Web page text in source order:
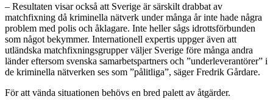
– Resultaten visar också att Sverige är särskilt drabbat av
matchfixning då kriminella nätverk under många år inte hade några
problem med polis och åklagare. Inte heller sågs idrottsförbunden
som något bekymmer. Internationell expertis uppger även att
utländska matchfixningsgrupper väljer Sverige före många andra
länder eftersom svenska samarbetspartners och ”underleverantörer” i
de kriminella nätverken ses som ”pålitliga”, säger Fredrik Gårdare.
För att vända situationen behövs en bred palett av åtgärder.